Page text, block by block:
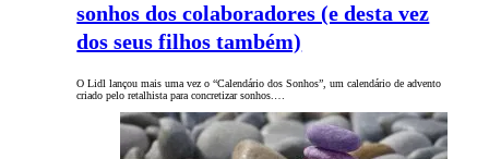
sonhos dos colaboradores (e desta vez
dos seus filhos também)
O Lidl lançou mais uma vez o “Calendário dos Sonhos”, um calendário de advento
criado pelo retalhista para concretizar sonhos.…